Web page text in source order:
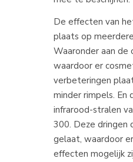
De effecten van
plaats op meerdere
Waaronder aan de
waardoor er
verbeteringen
minder rimpels. En
infrarood-stralen
300. Deze dringen
gelaat, waardoor
effecten mogelijk